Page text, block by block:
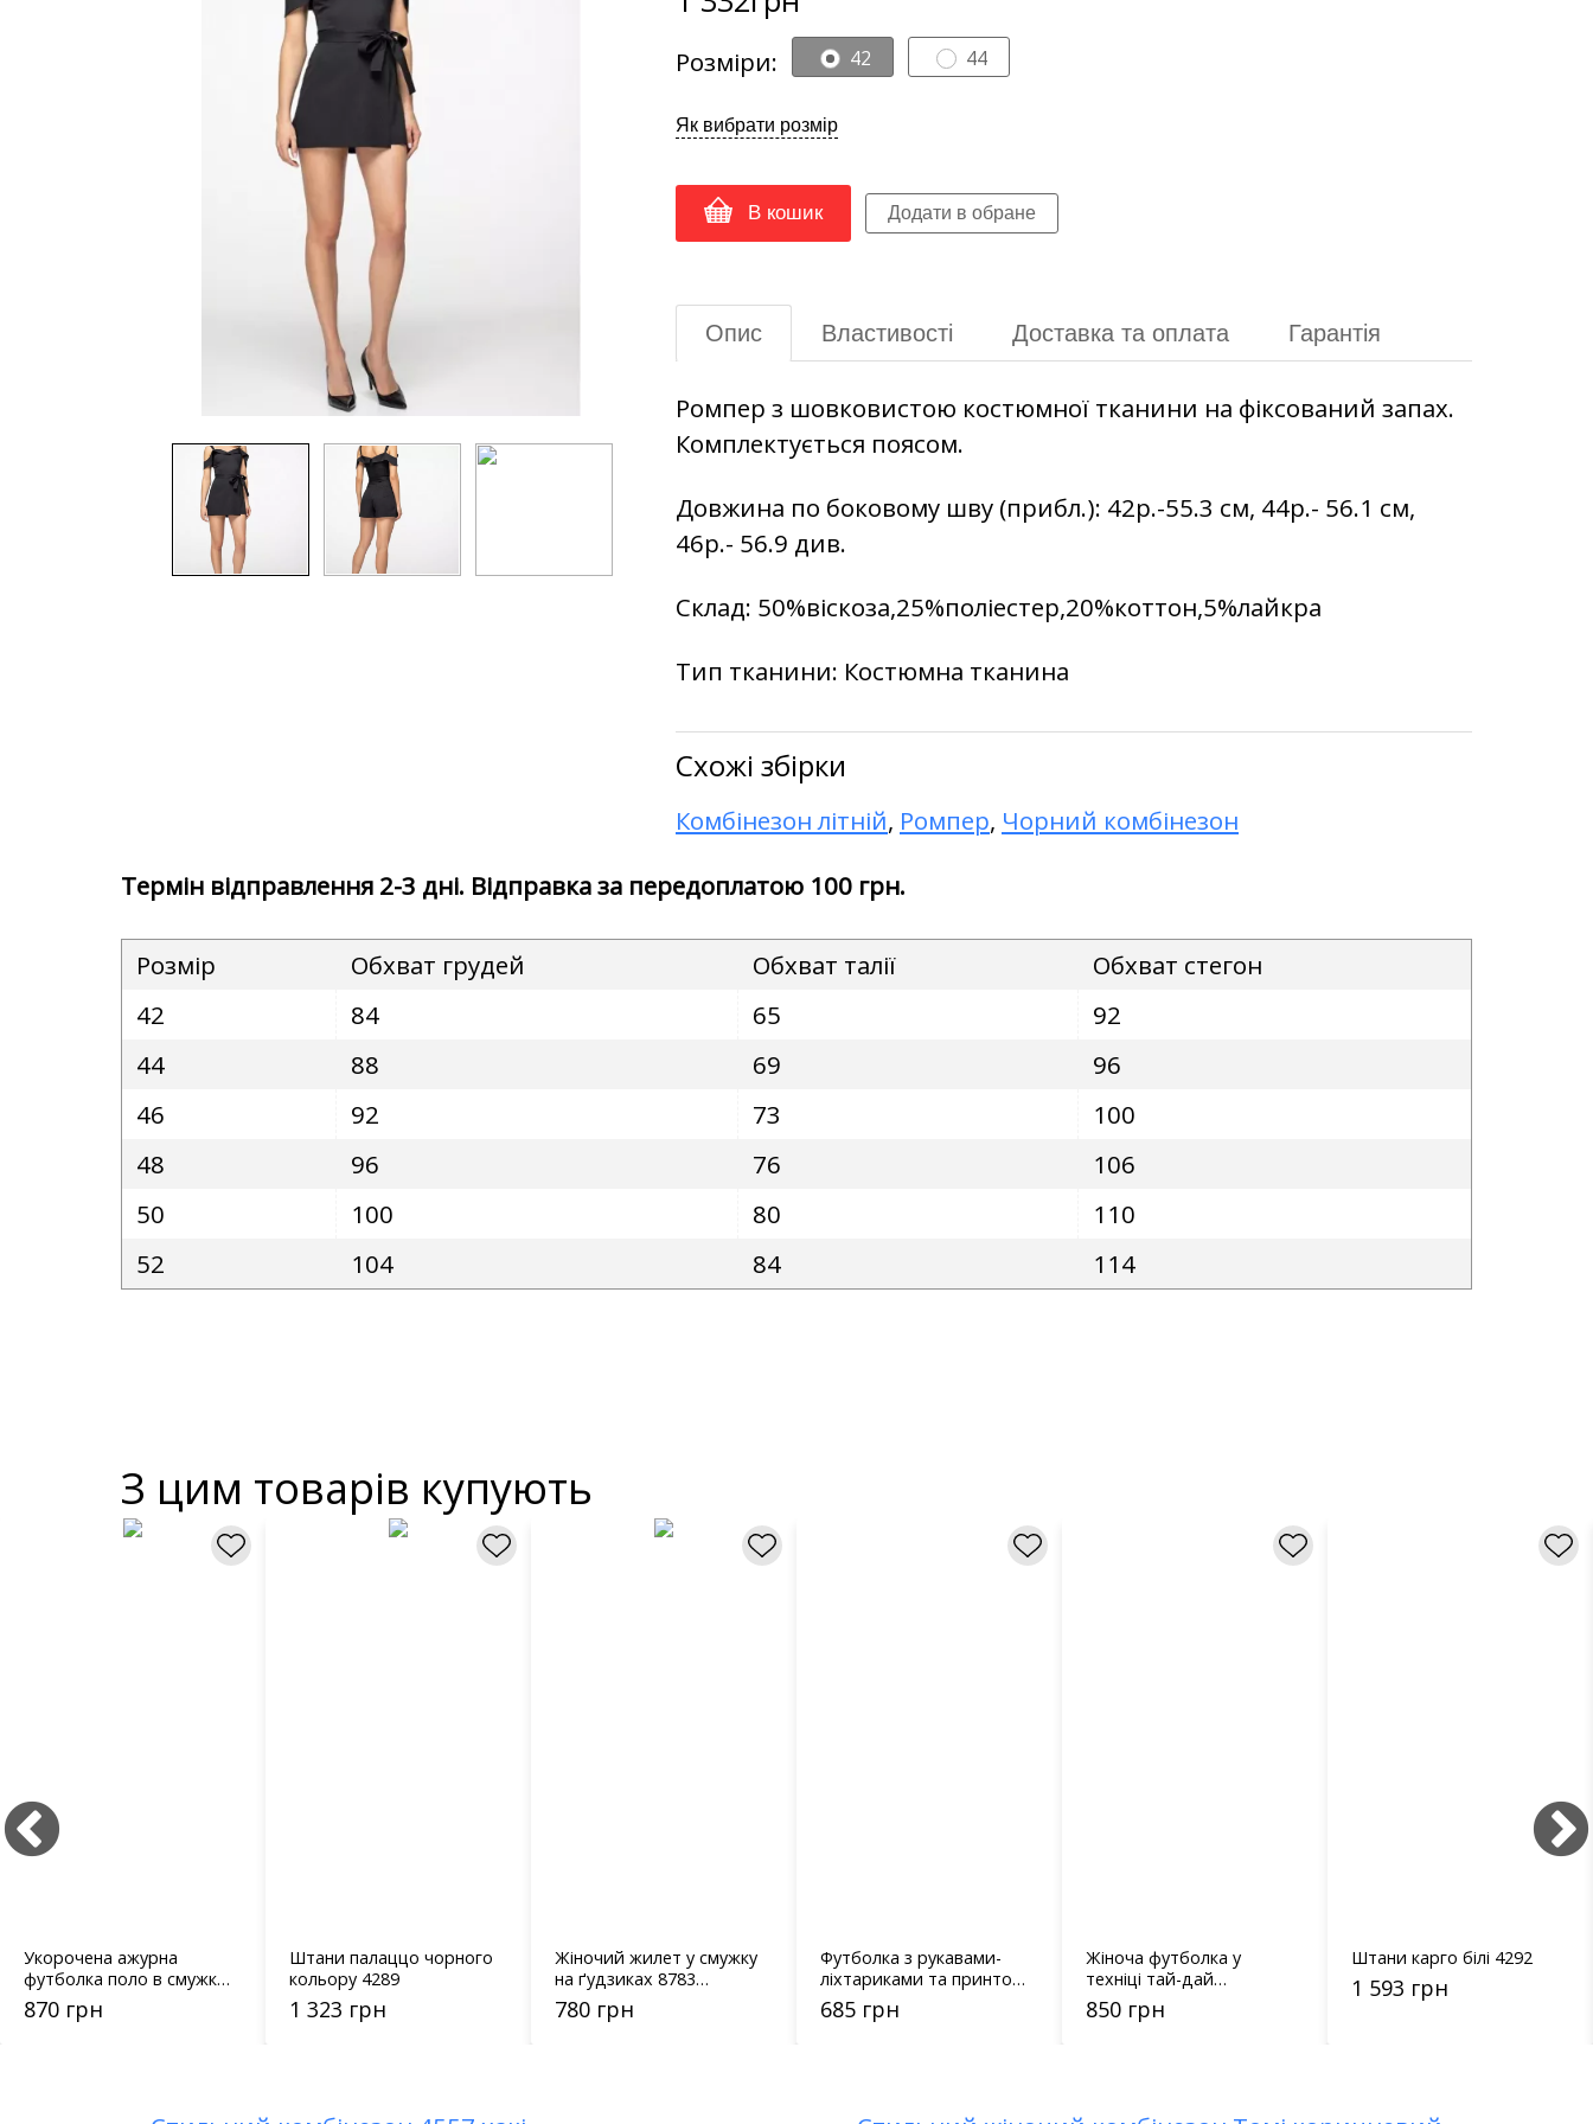
Розміри: 42 44
Як вибрати розмір
В кошик
Опис Властивості Доставка та оплата Гарантія
Ромпер з шовковистою костюмної тканини на фіксований запах.
Комплектується поясом.
Довжина по боковому шву (прибл.): 42р.-55.3 см, 44р.- 56.1 см,
46р.- 56.9 див.
Склад: 50%віскоза,25%поліестер,20%коттон,5%лайкра
Тип тканини: Костюмна тканина
Схожі збірки
Комбінезон літній, Ромпер, Чорний комбінезон
Термін відправлення 2-3 дні. Відправка за передоплатою 100 грн.
Розмір Обхват грудей Обхват талії
Обхват стегон
42
84 65
92
44
88 69
96
46
92 73
100
48
96 76
106
50
100 80
110
52
104 84 114
З цим товарів купують
Укорочена ажурна
футболка поло в смужку
- 6804 фуксія
870 грн
Штани палаццо чорного
кольору 4289
1 323 грн
Жіночий жилет у смужку
на ґудзиках 8783
кавовий
780 грн
Футболка з рукавами-
ліхтариками та принтом
капелюшки - 28356
чорна
685 грн
Жіноча футболка у
техніці тай-дай
прикрашена
термостразами - 13456
850 грн
Штани карго білі 4292
1 593 грн